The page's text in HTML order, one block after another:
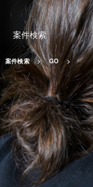
案件検索
案件検索
GO